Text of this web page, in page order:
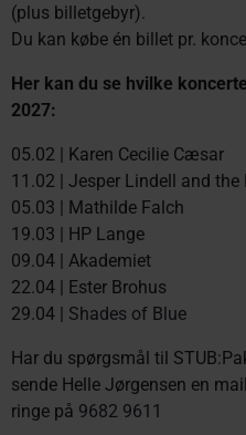
(plus billetgebyr).
Du kan købe én billet pr.
Her kan du se hvilke
2027:
05.02 | Karen Cecilie Cæsar
11.02 | Jesper Lindell and the
05.03 | Mathilde Falch
19.03 | HP Lange
09.04 | Akademiet
22.04 | Ester Brohus
29.04 | Shades of Blue
Har du spørgsmål til
sende Helle Jørgensen en
ringe på 9682 9611